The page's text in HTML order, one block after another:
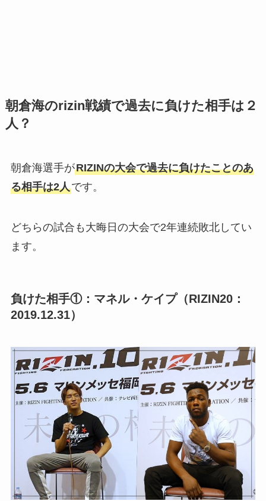
朝倉海のrizin戦績で過去に負けた相手は２
人？
朝倉海選手がRIZINの大会で過去に負けたことのあ
る相手は2人です。
どちらの試合も大晦日の大会で2年連続敗北してい
ます。
負けた相手①：マネル・ケイプ（RIZIN20：
2019.12.31）